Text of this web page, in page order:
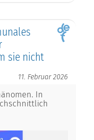
sie nicht
11. Februar 2026
In